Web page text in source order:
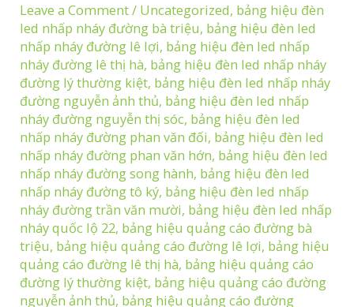
Leave a Comment/ Uncategorized, bảng hiệu đèn
led nhấp nháy đường bà triệu, bảng hiệu đèn led
nhấp nháy đường lê lợi, bảng hiệu đèn led nhấp
nháy đường lê thị hà, bảng hiệu đèn led nhấp nháy
đường lý thường kiệt, bảng hiệu đèn led nhấp nháy
đường nguyễn ảnh thủ, bảng hiệu đèn led nhấp
nháy đường nguyễn thị sóc, bảng hiệu đèn led
nhấp nháy đường phan văn đối, bảng hiệu đèn led
nhấp nháy đường phan văn hớn, bảng hiệu đèn led
nhấp nháy đường song hành, bảng hiệu đèn led
nhấp nháy đường tô ký, bảng hiệu đèn led nhấp
nháy đường trần văn mười, bảng hiệu đèn led nhấp
nháy quốc lộ 22, bảng hiệu quảng cáo đường bà
triệu, bảng hiệu quảng cáo đường lê lợi, bảng hiệu
quảng cáo đường lê thị hà, bảng hiệu quảng cáo
đường lý thường kiệt, bảng hiệu quảng cáo đường
nguyễn ảnh thủ, bảng hiệu quảng cáo đường